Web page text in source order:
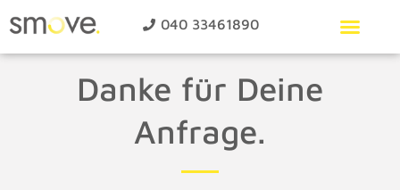
040 33461890
Danke für Deine
Anfrage.